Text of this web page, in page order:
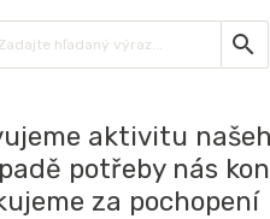
aktivitu
potřeby nás
za pochopení